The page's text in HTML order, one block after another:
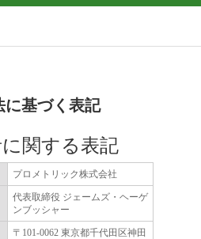
に基づく表記
関する表記
プロメトリック株式会社
代表取締役 ジェームズ・ヘーゲ
ンブッシャー
〒101-0062 東京都千代田区神田